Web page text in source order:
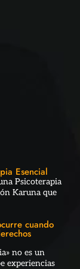
Esencial
Psicoterapia
Karuna que
cuando
no es un
experiencias